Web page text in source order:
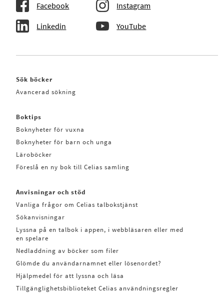
Facebook Instagram
Linkedin YouTube
Sök böcker
Avancerad sökning
Boktips
Boknyheter för vuxna
Boknyheter för barn och unga
Läroböcker
Föreslå en ny bok till Celias samling
Anvisningar och stöd
Vanliga frågor om Celias talbokstjänst
Sökanvisningar
Lyssna på en talbok i appen, i webbläsaren eller med
en spelare
Nedladdning av böcker som filer
Glömde du användarnamnet eller lösenordet?
Hjälpmedel för att lyssna och läsa
Tillgänglighetsbiblioteket Celias användningsregler